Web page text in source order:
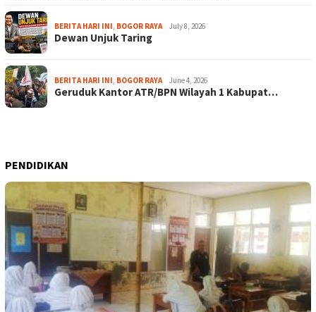
BERITA HARI INI, BOGOR RAYA July 8, 2026
Dewan Unjuk Taring
BERITA HARI INI, BOGOR RAYA June 4, 2026
Geruduk Kantor ATR/BPN Wilayah 1 Kabupat…
PENDIDIKAN